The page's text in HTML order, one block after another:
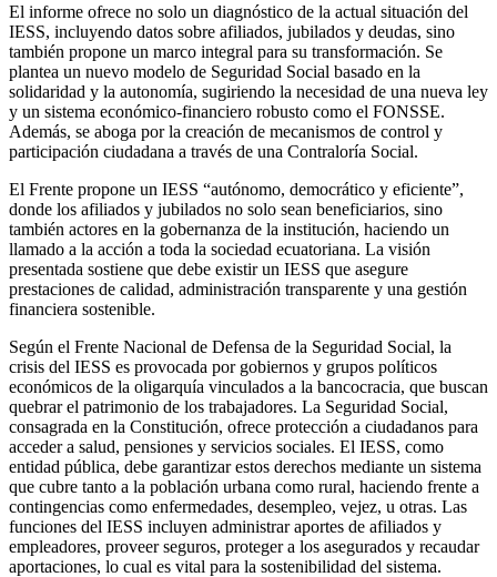
El informe ofrece no solo un diagnóstico de la actual situación del
IESS, incluyendo datos sobre afiliados, jubilados y deudas, sino
también propone un marco integral para su transformación. Se
plantea un nuevo modelo de Seguridad Social basado en la
solidaridad y la autonomía, sugiriendo la necesidad de una nueva ley
y un sistema económico-financiero robusto como el FONSSE.
Además, se aboga por la creación de mecanismos de control y
participación ciudadana a través de una Contraloría Social.
El Frente propone un IESS “autónomo, democrático y eficiente”,
donde los afiliados y jubilados no solo sean beneficiarios, sino
también actores en la gobernanza de la institución, haciendo un
llamado a la acción a toda la sociedad ecuatoriana. La visión
presentada sostiene que debe existir un IESS que asegure
prestaciones de calidad, administración transparente y una gestión
financiera sostenible.
Según el Frente Nacional de Defensa de la Seguridad Social, la
crisis del IESS es provocada por gobiernos y grupos políticos
económicos de la oligarquía vinculados a la bancocracia, que buscan
quebrar el patrimonio de los trabajadores. La Seguridad Social,
consagrada en la Constitución, ofrece protección a ciudadanos para
acceder a salud, pensiones y servicios sociales. El IESS, como
entidad pública, debe garantizar estos derechos mediante un sistema
que cubre tanto a la población urbana como rural, haciendo frente a
contingencias como enfermedades, desempleo, vejez, u otras. Las
funciones del IESS incluyen administrar aportes de afiliados y
empleadores, proveer seguros, proteger a los asegurados y recaudar
aportaciones, lo cual es vital para la sostenibilidad del sistema.